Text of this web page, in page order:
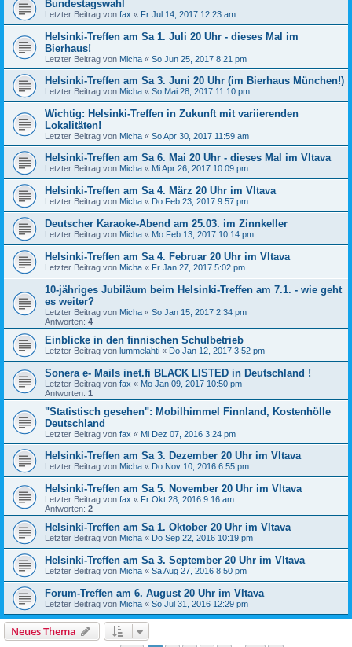
Bundestagswahl
Letzter Beitrag von fax « Fr Jul 14, 2017 12:23 am
Helsinki-Treffen am Sa 1. Juli 20 Uhr - dieses Mal im
Bierhaus!
Letzter Beitrag von Micha « So Jun 25, 2017 8:21 pm
Helsinki-Treffen am Sa 3. Juni 20 Uhr (im Bierhaus München!)
Letzter Beitrag von Micha « So Mai 28, 2017 11:10 pm
Wichtig: Helsinki-Treffen in Zukunft mit variierenden
Lokalitäten!
Letzter Beitrag von Micha « So Apr 30, 2017 11:59 am
Helsinki-Treffen am Sa 6. Mai 20 Uhr - dieses Mal im Vltava
Letzter Beitrag von Micha « Mi Apr 26, 2017 10:09 pm
Helsinki-Treffen am Sa 4. März 20 Uhr im Vltava
Letzter Beitrag von Micha « Do Feb 23, 2017 9:57 pm
Deutscher Karaoke-Abend am 25.03. im Zinnkeller
Letzter Beitrag von Micha « Mo Feb 13, 2017 10:14 pm
Helsinki-Treffen am Sa 4. Februar 20 Uhr im Vltava
Letzter Beitrag von Micha « Fr Jan 27, 2017 5:02 pm
10-jähriges Jubiläum beim Helsinki-Treffen am 7.1. - wie geht
es weiter?
Letzter Beitrag von Micha « So Jan 15, 2017 2:34 pm
Antworten: 4
Einblicke in den finnischen Schulbetrieb
Letzter Beitrag von lummelahti « Do Jan 12, 2017 3:52 pm
Sonera e- Mails inet.fi BLACK LISTED in Deutschland !
Letzter Beitrag von fax « Mo Jan 09, 2017 10:50 pm
Antworten: 1
"Statistisch gesehen": Mobilhimmel Finnland, Kostenhölle
Deutschland
Letzter Beitrag von fax « Mi Dez 07, 2016 3:24 pm
Helsinki-Treffen am Sa 3. Dezember 20 Uhr im Vltava
Letzter Beitrag von Micha « Do Nov 10, 2016 6:55 pm
Helsinki-Treffen am Sa 5. November 20 Uhr im Vltava
Letzter Beitrag von fax « Fr Okt 28, 2016 9:16 am
Antworten: 2
Helsinki-Treffen am Sa 1. Oktober 20 Uhr im Vltava
Letzter Beitrag von Micha « Do Sep 22, 2016 10:19 pm
Helsinki-Treffen am Sa 3. September 20 Uhr im Vltava
Letzter Beitrag von Micha « Sa Aug 27, 2016 8:50 pm
Forum-Treffen am 6. August 20 Uhr im Vltava
Letzter Beitrag von Micha « So Jul 31, 2016 12:29 pm
Neues Thema